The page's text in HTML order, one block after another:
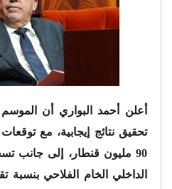
أعلن أحمد البواري أن الموسم
تحقيق نتائج إيجابية، مع
90 مليون قنطار، إلى جانب